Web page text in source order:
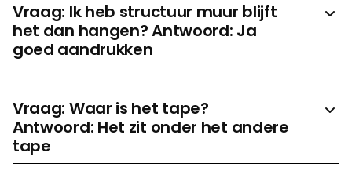
Vraag: Ik heb structuur muur blijft
het dan hangen? Antwoord: Ja
goed aandrukken
Vraag: Waar is het tape?
Antwoord: Het zit onder het andere
tape